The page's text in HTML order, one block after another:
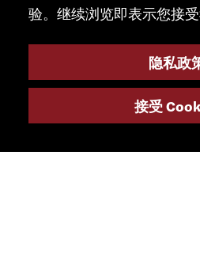
联系
验。继续浏览即表示您接受
隐私政
接受